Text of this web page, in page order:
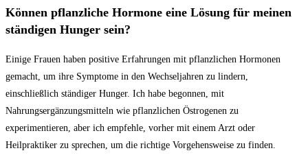
Können pflanzliche ⁤Hormone eine Lösung für meinen
ständigen Hunger sein?
Einige Frauen haben positive Erfahrungen mit pflanzlichen Hormonen
gemacht, um ihre ​Symptome in den Wechseljahren zu lindern,
einschließlich ständiger Hunger. Ich habe begonnen, ⁣mit ​
Nahrungsergänzungsmitteln wie pflanzlichen‍ Östrogenen zu
experimentieren,​ aber ich‌ empfehle, vorher mit einem Arzt oder
‌Heilpraktiker zu sprechen, um die⁣ richtige Vorgehensweise zu finden.